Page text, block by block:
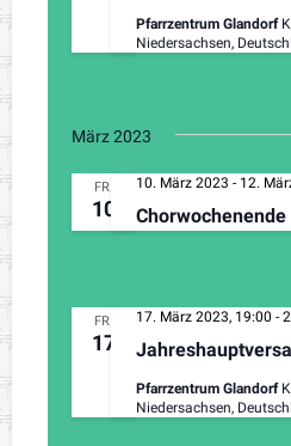
Pfarrzentrum Glandorf
Niedersachsen,
März 2023
FR.
10 Chorwochenende
10. März 2023 - 12.
FR.
17
17. März 2023, 19:00 -
Pfarrzentrum Glandorf
Niedersachsen,